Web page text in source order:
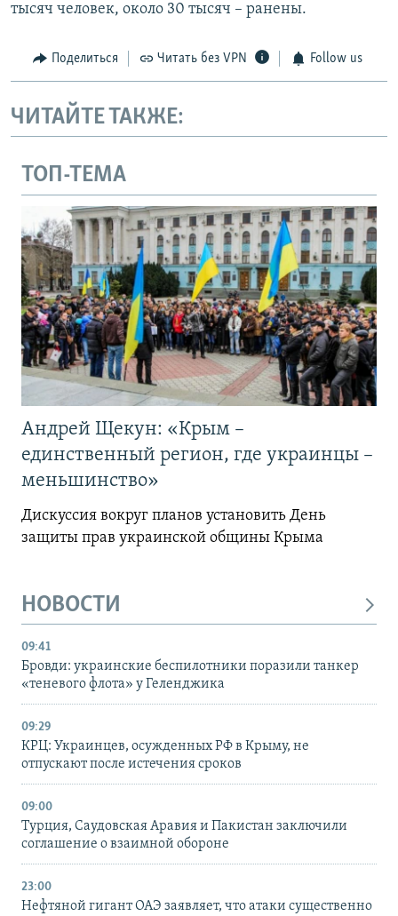
тысяч человек, около 30 тысяч – ранены.
Поделиться Читать без VPN Follow us
ЧИТАЙТЕ ТАКЖЕ:
ТОП-ТЕМА
Андрей Щекун: «Крым –
единственный регион, где украинцы –
меньшинство»
Дискуссия вокруг планов установить День
защиты прав украинской общины Крыма
НОВОСТИ
09:41
Бровди: украинские беспилотники поразили танкер
«теневого флота» у Геленджика
09:29
КРЦ: Украинцев, осужденных РФ в Крыму, не
отпускают после истечения сроков
09:00
Турция, Саудовская Аравия и Пакистан заключили
соглашение о взаимной обороне
23:00
Нефтяной гигант ОАЭ заявляет, что атаки существенно